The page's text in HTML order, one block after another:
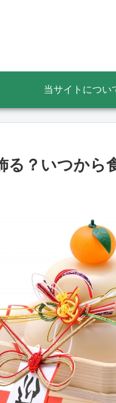
当サイトについ
る？いつから